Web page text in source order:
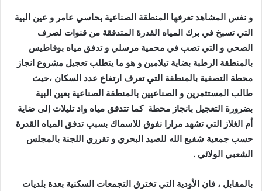
و نفس المشاهد تعرفها المنطقة الصناعية بحاسي عامر و عين البية
التي تسبخ في برك المياه القدرة المتدفقة من قنوات لصرف
الصحي و التي تصب في محمية مرسلي و تدفق مياه بوفاطيس
بالمنطقة الرطبة بضاية تيلامين و هو ما يتطلب تعجيل مشروع انجاز
محطة التصفية بالمنطقة التي تعرف ارتفاع عدد السكان ،حيث
طالب المستثمرين و الصناعيين بالمنطقة الصناعية بعين البية
بضرورة التعجيل بانجاز محطة كما تتدفق مياه واد تليلات إلى ضاية
أم الغلاز التي تشهد مرارا نفوق للاسماك بسبب تدفق المياه القدرة
حسب جمعية شفيع الله للصيد البحري و تقرري اللجنة بالمجلس
الشعبي الولائي .
بالمقابل ، فان الأودية التي تخترق التجمعات السكنية بعدة بلديات